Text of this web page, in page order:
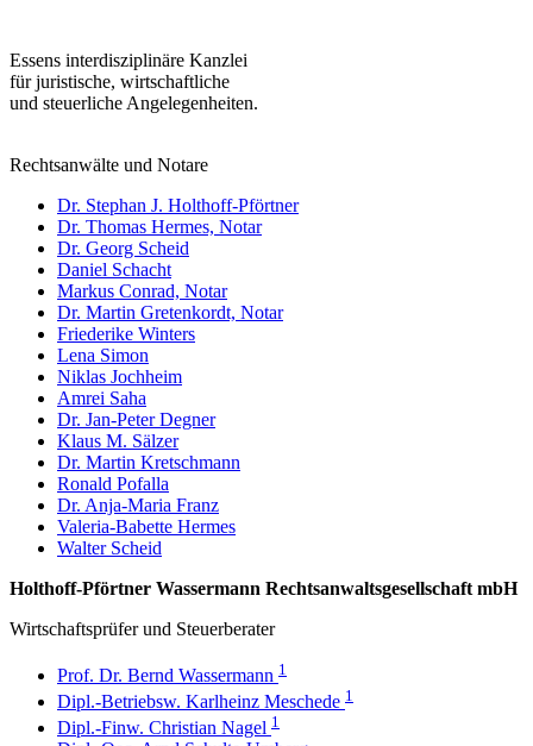
Essens interdisziplinäre Kanzlei
für juristische, wirtschaftliche
und steuerliche Angelegenheiten.
Rechtsanwälte und Notare
Dr. Stephan J. Holthoff-Pförtner
Dr. Thomas Hermes, Notar
Dr. Georg Scheid
Daniel Schacht
Markus Conrad, Notar
Dr. Martin Gretenkordt, Notar
Friederike Winters
Lena Simon
Niklas Jochheim
Amrei Saha
Dr. Jan-Peter Degner
Klaus M. Sälzer
Dr. Martin Kretschmann
Ronald Pofalla
Dr. Anja-Maria Franz
Valeria-Babette Hermes
Walter Scheid
Holthoff-Pförtner Wassermann Rechtsanwaltsgesellschaft mbH
Wirtschaftsprüfer und Steuerberater
Prof. Dr. Bernd Wassermann 1
Dipl.-Betriebsw. Karlheinz Meschede 1
Dipl.-Finw. Christian Nagel 1